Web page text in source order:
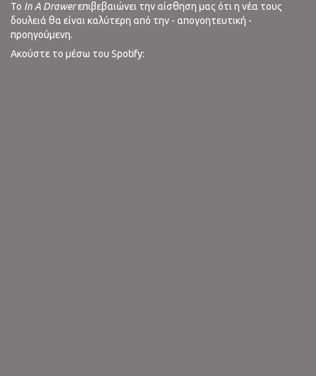
Το In A Drawerεπιβεβαιώνει την αίσθηση μας ότι η νέα τους
δουλειά θα είναι καλύτερη από την - απογοητευτική -
προηγούμενη.
Ακούστε το μέσω του Spotify: